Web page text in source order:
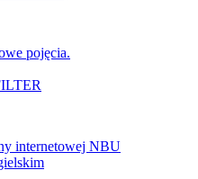
pojęcia.
internetowej NBU